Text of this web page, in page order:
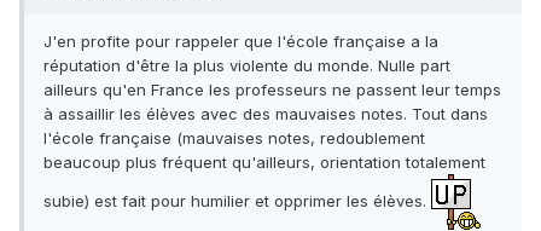
J'en profite pour rappeler que l'école française a la
réputation d'être la plus violente du monde. Nulle part
ailleurs qu'en France les professeurs ne passent leur temps
à assaillir les élèves avec des mauvaises notes. Tout dans
l'école française (mauvaises notes, redoublement
beaucoup plus fréquent qu'ailleurs, orientation totalement
subie) est fait pour humilier et opprimer les élèves.